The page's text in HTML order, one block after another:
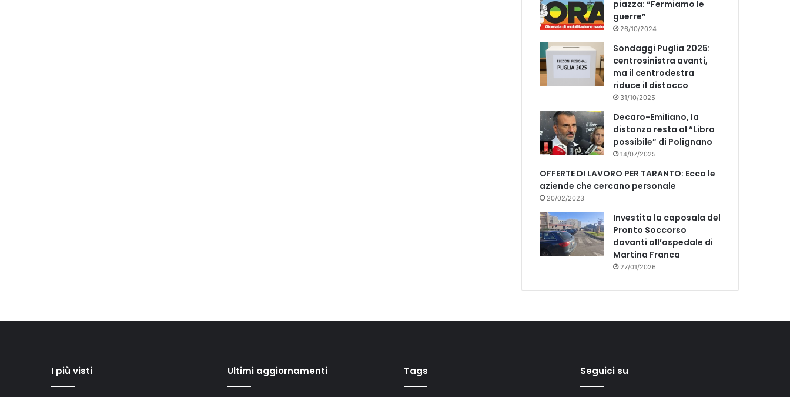
piazza: “Fermiamo le
guerre”
26/10/2024
Sondaggi Puglia 2025:
centrosinistra avanti,
ma il centrodestra
riduce il distacco
31/10/2025
Decaro-Emiliano, la
distanza resta al “Libro
possibile” di Polignano
14/07/2025
OFFERTE DI LAVORO PER TARANTO: Ecco le
aziende che cercano personale
20/02/2023
Investita la caposala del
Pronto Soccorso
davanti all’ospedale di
Martina Franca
27/01/2026
I più visti Ultimi aggiornamenti Tags Seguici su